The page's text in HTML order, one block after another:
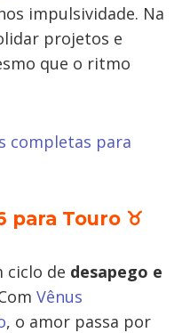
impulsividade. Na
projetos e
que o ritmo
completas para
para Touro ♉
ciclo de desapego e
Vênus
, o amor passa por